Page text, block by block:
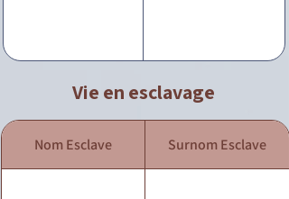
Vie en esclavage
Nom Esclave Surnom Esclave